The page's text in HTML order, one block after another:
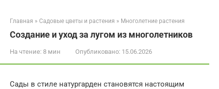
Главная » Садовые цветы и растения » Многолетние растения
Создание и уход за лугом из многолетников
На чтение: 8 мин Опубликовано: 15.06.2026
Сады в стиле натургарден становятся настоящим